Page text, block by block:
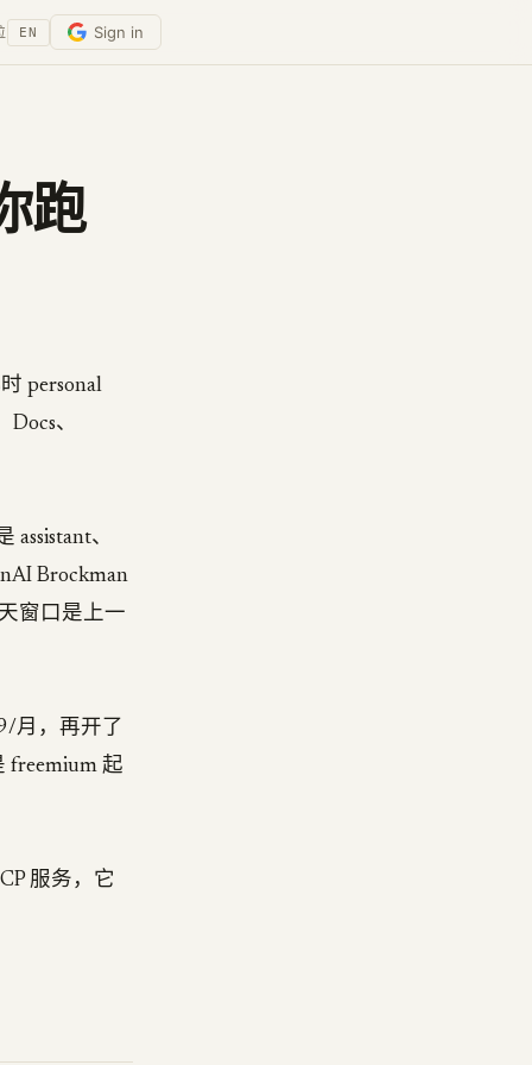
EN Sign in
跑
personal
、
、
Brockman
窗口是上一
月，再开了
freemium 起
服务，它